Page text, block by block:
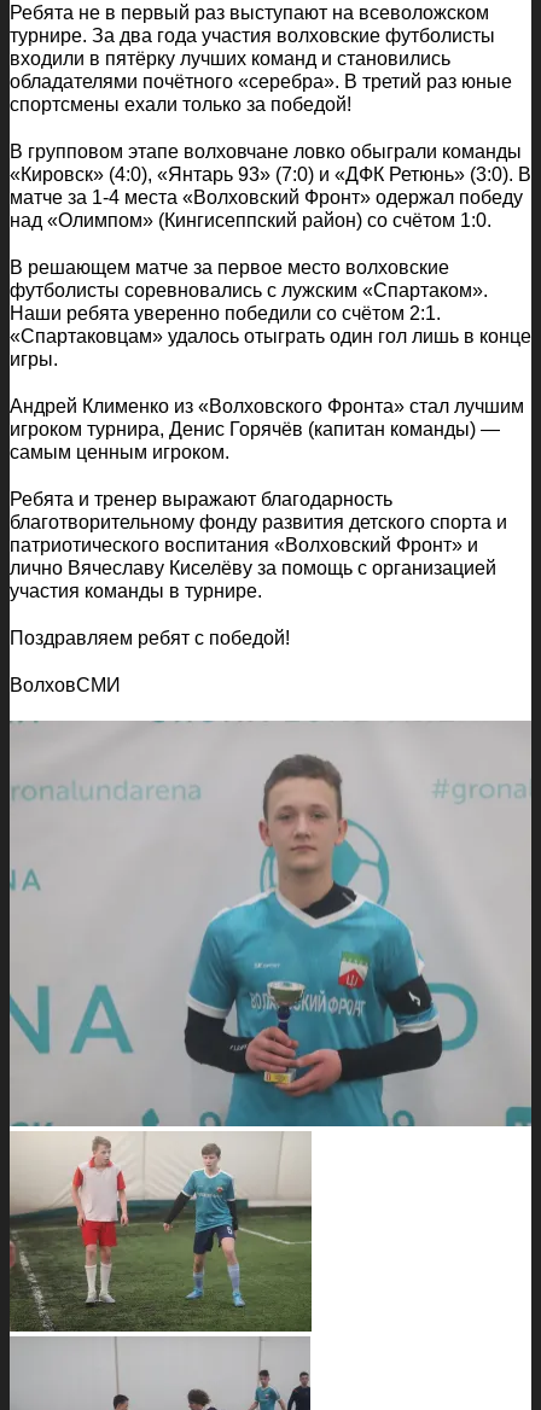
Ребята не в первый раз выступают на всеволожском
турнире. За два года участия волховские футболисты
входили в пятёрку лучших команд и становились
обладателями почётного «серебра». В третий раз юные
спортсмены ехали только за победой!
В групповом этапе волховчане ловко обыграли команды
«Кировск» (4:0), «Янтарь 93» (7:0) и «ДФК Ретюнь» (3:0). В
матче за 1-4 места «Волховский Фронт» одержал победу
над «Олимпом» (Кингисеппский район) со счётом 1:0.
В решающем матче за первое место волховские
футболисты соревновались с лужским «Спартаком».
Наши ребята уверенно победили со счётом 2:1.
«Спартаковцам» удалось отыграть один гол лишь в конце
игры.
Андрей Клименко из «Волховского Фронта» стал лучшим
игроком турнира, Денис Горячёв (капитан команды) —
самым ценным игроком.
Ребята и тренер выражают благодарность
благотворительному фонду развития детского спорта и
патриотического воспитания «Волховский Фронт» и
лично Вячеславу Киселёву за помощь с организацией
участия команды в турнире.
Поздравляем ребят с победой!
ВолховСМИ